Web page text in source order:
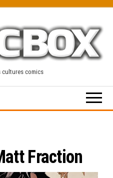
cultures comics
Fraction